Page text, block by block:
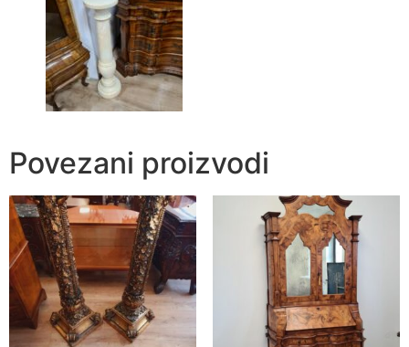
Povezani proizvodi